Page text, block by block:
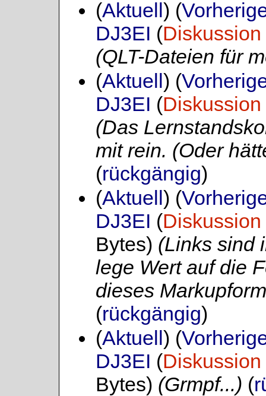
(Aktuell) (
DJ3EI (Diskussion
(QLT-Dateien für
(Aktuell) (
DJ3EI (Diskussion
(Das
mit rein. (Oder
(rückgängig)
(Aktuell) (
DJ3EI (Diskussion
Bytes) (Links sind
lege Wert auf die
dieses
(rückgängig)
(Aktuell) (
DJ3EI (Diskussion
Bytes) (Grmpf...) (